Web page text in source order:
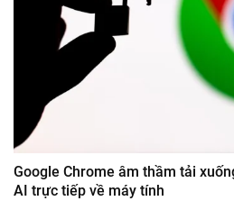
Google Chrome âm thầm tải
AI trực tiếp về máy tính